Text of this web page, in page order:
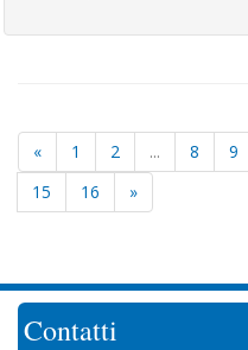
« 1 2 ... 8 9
15
16 »
Contatti